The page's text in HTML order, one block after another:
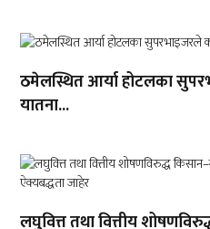
ठमेलस्थित आर्या होटलका
यातना...
लघुवित्त तथा वित्तीय